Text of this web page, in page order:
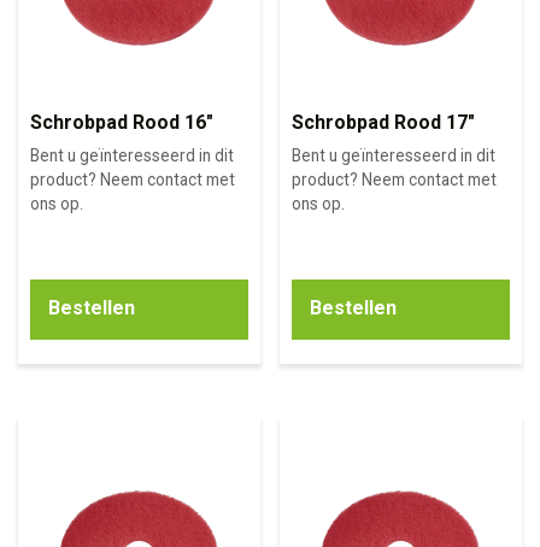
Schrobpad Rood 16″
Bent u geïnteresseerd in dit
product? Neem contact met
ons op.
Bestellen
Schrobpad Rood 17″
Bent u geïnteresseerd in dit
product? Neem contact met
ons op.
Bestellen